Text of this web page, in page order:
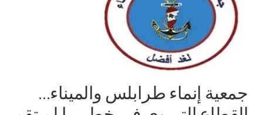
جمعية إنماء طرابلس والميناء…